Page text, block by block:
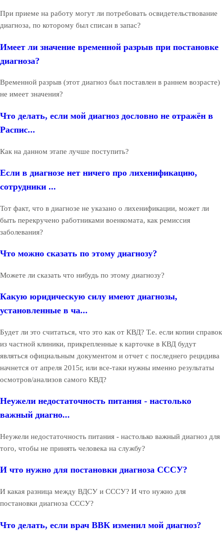
При приеме на работу могут ли потребовать освидетельствование
диагноза, по которому был списан в запас?
Имеет ли значение временной разрыв при постановке
диагноза?
Временной разрыв (этот диагноз был поставлен в раннем возрасте)
не имеет значения?
Что делать, если мой диагноз дословно не отражён в
Распис...
Как на данном этапе лучше поступить?
Если в диагнозе нет ничего про лихенификацию,
сотрудники ...
Тот факт, что в диагнозе не указано о лихенификации, может ли
быть перекручено работниками военкомата, как ремиссия
заболевания?
Что можно сказать по этому диагнозу?
Можете ли сказать что нибудь по этому диагнозу?
Какую юридическую силу имеют диагнозы,
установленные в ча...
Будет ли это считаться, что это как от КВД? Т.е. если копии справок
из частной клиники, прикрепленные к карточке в КВД будут
являться официальным документом и отчет с последнего рецидива
начнется от апреля 2015г, или все-таки нужны именно результаты
осмотров/анализов самого КВД?
Неужели недостаточность питания - настолько
важный диагно...
Неужели недостаточность питания - настолько важный диагноз для
того, чтобы не принять человека на службу?
И что нужно для постановки диагноза СССУ?
И какая разница между ВДСУ и СССУ? И что нужно для
постановки диагноза СССУ?
Что делать, если врач ВВК изменил мой диагноз?